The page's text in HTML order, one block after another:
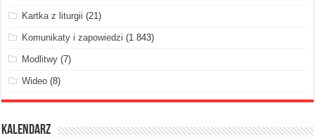
Kartka z liturgii (21)
Komunikaty i zapowiedzi (1 843)
Modlitwy (7)
Wideo (8)
Kalendarz